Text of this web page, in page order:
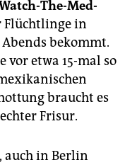
The-Med-
in
bekommt.
etwa 15-mal so
braucht es
Frisur.
auch in Berlin